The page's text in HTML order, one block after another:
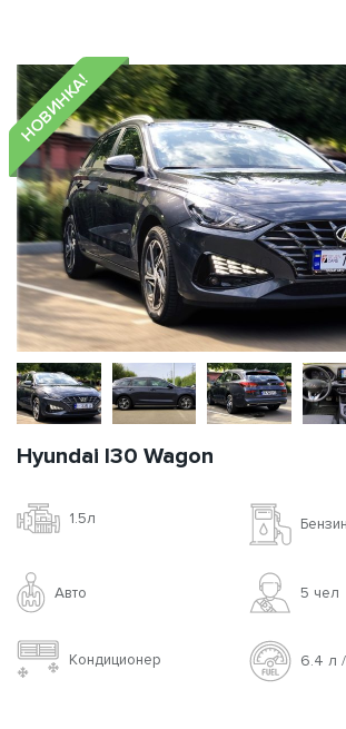
НОВИНКА!
Hyundai I30 Wagon
1.5л Бензин
Авто 5 чел
Кондиционер 6.4 л